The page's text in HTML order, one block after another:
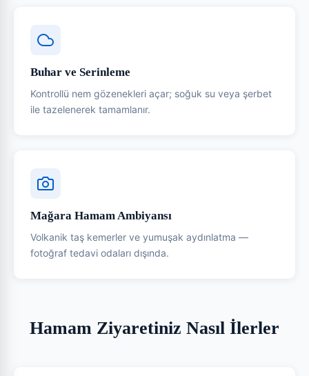
Buhar ve Serinleme
Kontrollü nem gözenekleri açar; soğuk su veya şerbet
ile tazelenerek tamamlanır.
Mağara Hamam Ambiyansı
Volkanik taş kemerler ve yumuşak aydınlatma —
fotoğraf tedavi odaları dışında.
Hamam Ziyaretiniz Nasıl İlerler